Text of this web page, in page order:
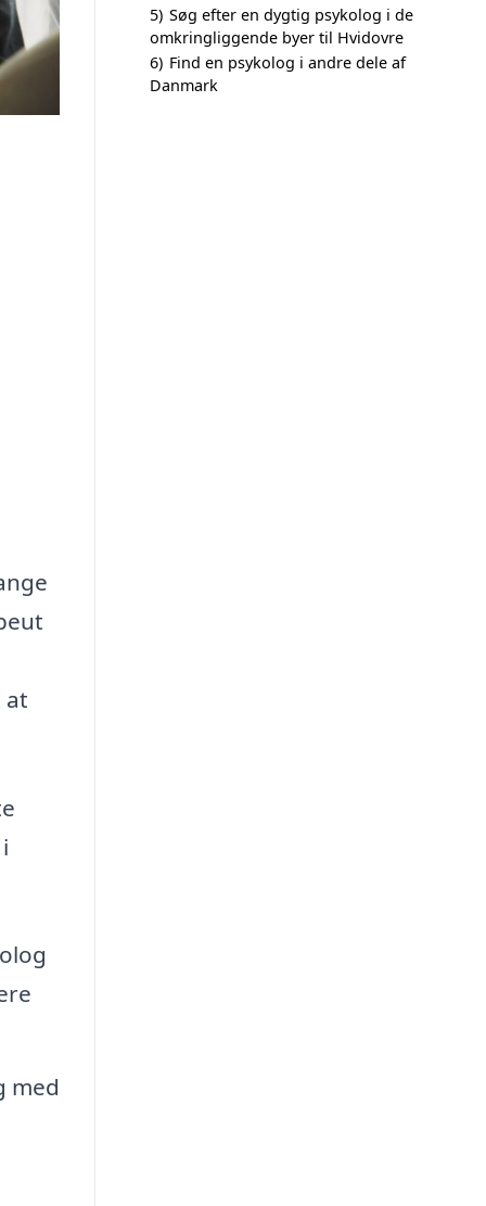
at
med
5) Søg efter en dygtig psykolog i de
omkringliggende byer til Hvidovre
6) Find en psykolog i andre dele af
Danmark